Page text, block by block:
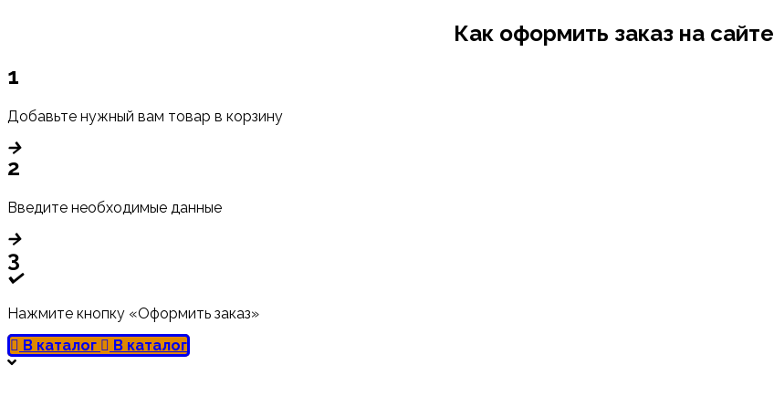
Как оформить заказ на сайте
1
Добавьте нужный вам товар в корзину
2
Введите необходимые данные
3
Нажмите кнопку «Оформить заказ»
В каталог
В каталог